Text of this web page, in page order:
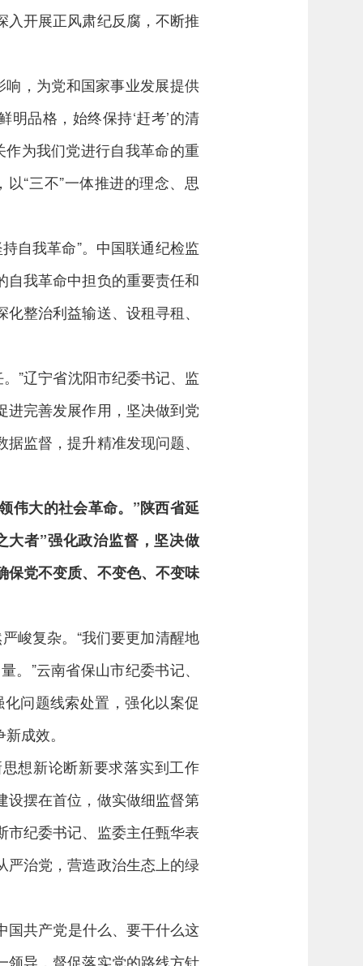
入开展正风肃纪反腐，不断推
，为党和国家事业发展提供
品格，始终保持‘赶考’的清
为我们党进行自我革命的重
“三不”一体推进的理念、思
自我革命”。中国联通纪检监
自我革命中担负的重要责任和
整治利益输送、设租寻租、
”辽宁省沈阳市纪委书记、监
进完善发展作用，坚决做到党
监督，提升精准发现问题、
伟大的社会革命。”陕西省延
大者”强化政治监督，坚决做
保党不变质、不变色、不变味
峻复杂。“我们要更加清醒地
”云南省保山市纪委书记、
问题线索处置，强化以案促
成效。
想新论断新要求落实到工作
设摆在首位，做实做细监督第
市纪委书记、监委主任甄华表
严治党，营造政治生态上的绿
国共产党是什么、要干什么这
领导，督促落实党的路线方针